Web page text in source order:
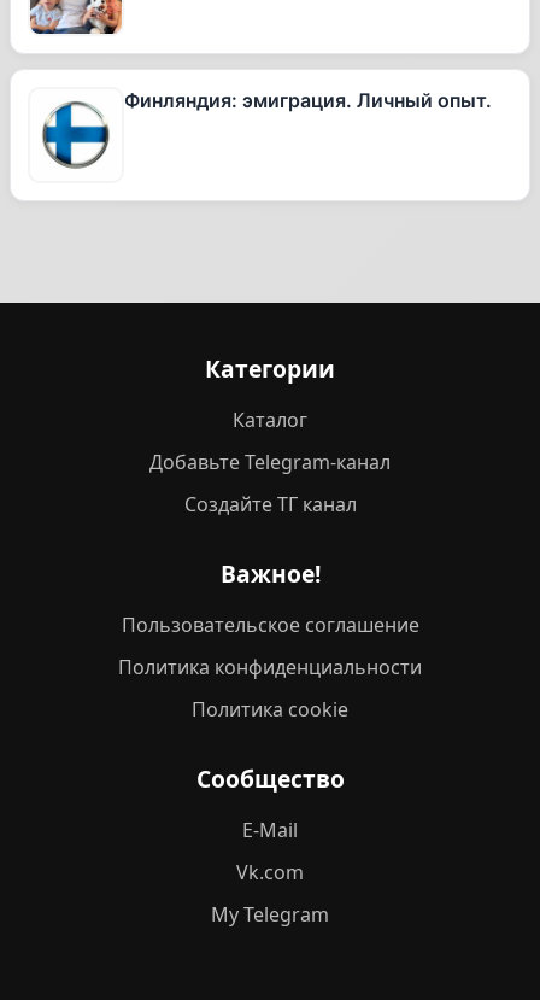
Финляндия: эмиграция. Личный опыт.
Категории
Каталог
Добавьте Telegram-канал
Создайте ТГ канал
Важное!
Пользовательское соглашение
Политика конфиденциальности
Политика cookie
Сообщество
E-Mail
Vk.com
My Telegram